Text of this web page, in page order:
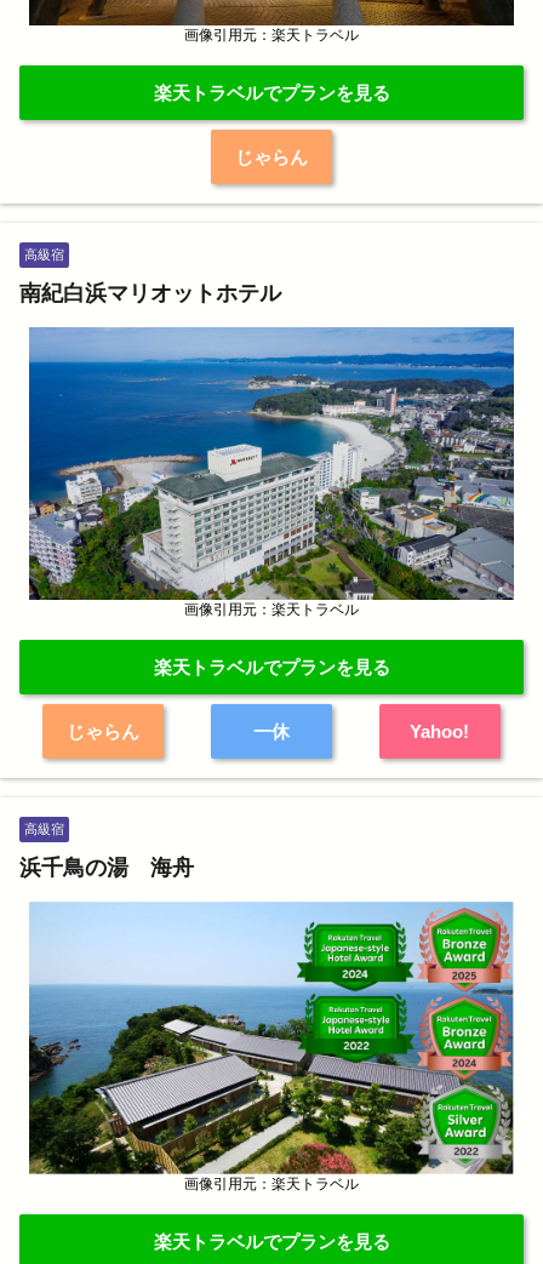
画像引用元：楽天トラベル
楽天トラベルでプランを見る
じゃらん
高級宿
南紀白浜マリオットホテル
画像引用元：楽天トラベル
楽天トラベルでプランを見る
じゃらん 一休 Yahoo!
高級宿
浜千鳥の湯 海舟
画像引用元：楽天トラベル
楽天トラベルでプランを見る